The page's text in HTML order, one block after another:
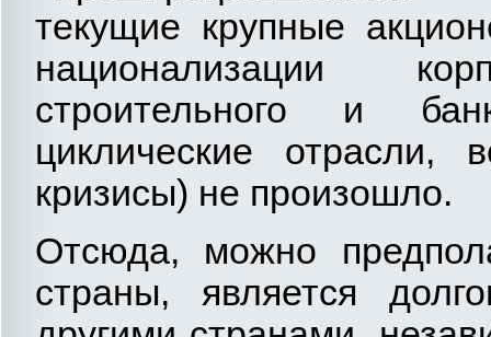
текущие крупные
национализации
строительного и
циклические отрасли,
кризисы) не произошло.
Отсюда, можно
страны, является